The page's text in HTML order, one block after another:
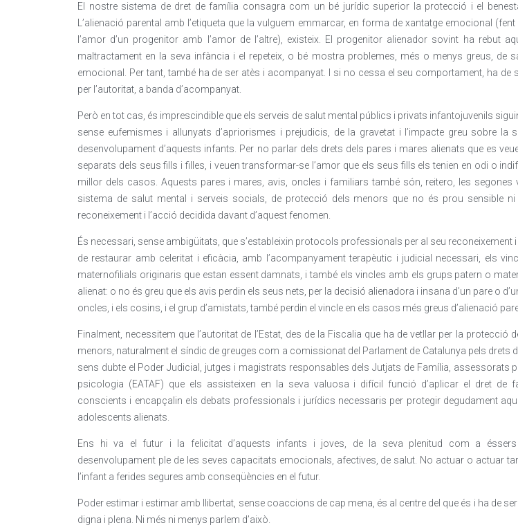
El nostre sistema de dret de família consagra com un bé jurídic superior la protecció i el
L’alienació parental amb l’etiqueta que la vulguem emmarcar, en forma de xantatge emocional
l’amor d’un progenitor amb l’amor de l’altre), existeix. El progenitor alienador sovint ha rebut
maltractament en la seva infància i el repeteix, o bé mostra problemes, més o menys greus, de
emocional. Per tant, també ha de ser atès i acompanyat. I si no cessa el seu comportament, ha de
per l’autoritat, a banda d’acompanyat.
Però en tot cas, és imprescindible que els serveis de salut mental públics i privats infantojuvenils
sense eufemismes i allunyats d’apriorismes i prejudicis, de la gravetat i l’impacte greu sobre la
desenvolupament d’aquests infants. Per no parlar dels drets dels pares i mares alienats que es
separats dels seus fills i filles, i veuen transformar-se l’amor que els seus fills els tenien en odi o
millor dels casos. Aquests pares i mares, avis, oncles i familiars també són, reitero, les segones
sistema de salut mental i serveis socials, de protecció dels menors que no és prou sensible ni
reconeixement i l’acció decidida davant d’aquest fenomen.
És necessari, sense ambigüitats, que s’estableixin protocols professionals per al seu reconeixement i
de restaurar amb celeritat i eficàcia, amb l’acompanyament terapèutic i judicial necessari, els
maternofilials originaris que estan essent damnats, i també els vincles amb els grups patern o
alienat: o no és greu que els avis perdin els seus nets, per la decisió alienadora i insana d’un pare o
oncles, i els cosins, i el grup d’amistats, també perdin el vincle en els casos més greus d’alienació
Finalment, necessitem que l’autoritat de l’Estat, des de la Fiscalia que ha de vetllar per la protecció
menors, naturalment el síndic de greuges com a comissionat del Parlament de Catalunya pels drets
sens dubte el Poder Judicial, jutges i magistrats responsables dels Jutjats de Família, assessorats
psicologia (EATAF) que els assisteixen en la seva valuosa i difícil funció d’aplicar el dret de
conscients i encapçalin els debats professionals i jurídics necessaris per protegir degudament
adolescents alienats.
Ens hi va el futur i la felicitat d’aquests infants i joves, de la seva plenitud com a éssers
desenvolupament ple de les seves capacitats emocionals, afectives, de salut. No actuar o actuar
l’infant a ferides segures amb conseqüències en el futur.
Poder estimar i estimar amb llibertat, sense coaccions de cap mena, és al centre del que és i ha de
digna i plena. Ni més ni menys parlem d’això.